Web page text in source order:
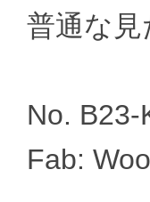
普通な
No. B23-
Fab: